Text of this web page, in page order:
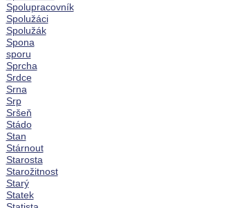
Spolupracovník
Spolužáci
Spolužák
Spona
sporu
Sprcha
Srdce
Srna
Srp
Sršeň
Stádo
Stan
Stárnout
Starosta
Starožitnost
Starý
Statek